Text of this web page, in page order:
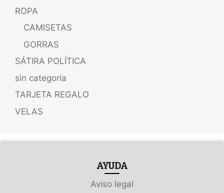
ROPA
CAMISETAS
GORRAS
SÁTIRA POLÍTICA
sin categoria
TARJETA REGALO
VELAS
AYUDA
Aviso legal